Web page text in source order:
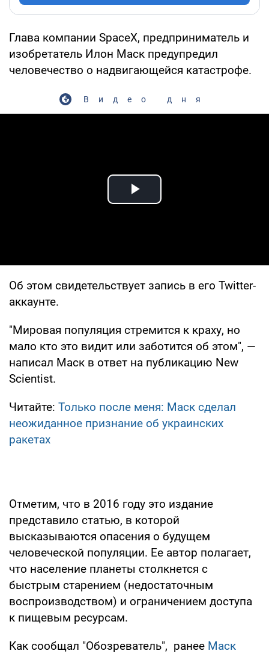
Глава компании SpaceX, предприниматель и
изобретатель Илон Маск предупредил
человечество о надвигающейся катастрофе.
Видео дня
Play Video
Об этом свидетельствует запись в его Twitter-
аккаунте.
"Мировая популяция стремится к краху, но
мало кто это видит или заботится об этом", —
написал Маск в ответ на публикацию New
Scientist.
Читайте: Только после меня: Маск сделал
неожиданное признание об украинских
ракетах
Отметим, что в 2016 году это издание
представило статью, в которой
высказываются опасения о будущем
человеческой популяции. Ее автор полагает,
что население планеты столкнется с
быстрым старением (недостаточным
воспроизводством) и ограничением доступа
к пищевым ресурсам.
Как сообщал "Обозреватель", ранее Маск